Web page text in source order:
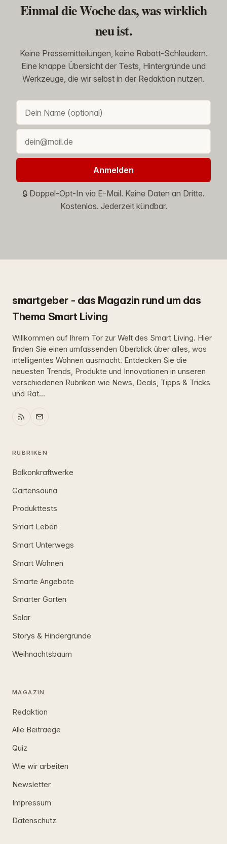
Einmal die Woche das, was wirklich
neu ist.
Keine Pressemitteilungen, keine Rabatt-Schleudern.
Eine knappe Übersicht der Tests, Hintergründe und
Werkzeuge, die wir selbst in der Redaktion nutzen.
Anmelden
🔒 Doppel-Opt-In via E-Mail. Keine Daten an Dritte.
Kostenlos. Jederzeit kündbar.
smartgeber - das Magazin rund um das
Thema Smart Living
Willkommen auf Ihrem Tor zur Welt des Smart Living. Hier
finden Sie einen umfassenden Überblick über alles, was
intelligentes Wohnen ausmacht. Entdecken Sie die
neuesten Trends, Produkte und Innovationen in unseren
verschiedenen Rubriken wie News, Deals, Tipps & Tricks
und Rat...
RUBRIKEN
Balkonkraftwerke
Gartensauna
Produkttests
Smart Leben
Smart Unterwegs
Smart Wohnen
Smarte Angebote
Smarter Garten
Solar
Storys & Hindergründe
Weihnachtsbaum
MAGAZIN
Redaktion
Alle Beitraege
Quiz
Wie wir arbeiten
Newsletter
Impressum
Datenschutz